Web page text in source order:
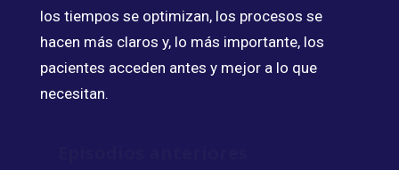
los tiempos se optimizan, los procesos se
hacen más claros y, lo más importante, los
pacientes acceden antes y mejor a lo que
necesitan.